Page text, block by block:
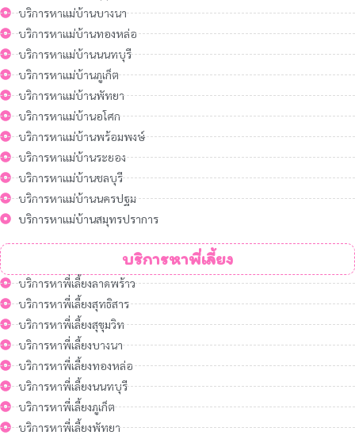
บริการหาแม่บ้านบางนา
บริการหาแม่บ้านทองหล่อ
บริการหาแม่บ้านนนทบุรี
บริการหาแม่บ้านภูเก็ต
บริการหาแม่บ้านพัทยา
บริการหาแม่บ้านอโศก
บริการหาแม่บ้านพร้อมพงษ์
บริการหาแม่บ้านระยอง
บริการหาแม่บ้านชลบุรี
บริการหาแม่บ้านนครปฐม
บริการหาแม่บ้านสมุทรปราการ
บริการหาพี่เลี้ยง
บริการหาพี่เลี้ยงลาดพร้าว
บริการหาพี่เลี้ยงสุทธิสาร
บริการหาพี่เลี้ยงสุขุมวิท
บริการหาพี่เลี้ยงบางนา
บริการหาพี่เลี้ยงทองหล่อ
บริการหาพี่เลี้ยงนนทบุรี
บริการหาพี่เลี้ยงภูเก็ต
บริการหาพี่เลี้ยงพัทยา